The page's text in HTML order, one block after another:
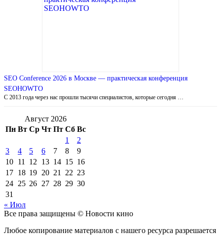
SEO Conference 2026 в Москве — практическая конференция
SEOHOWTO
С 2013 года через нас прошли тысячи специалистов, которые сегодня …
Август 2026
Пн Вт Ср Чт Пт Сб Вс
1
2
3
4 5 6 7 8
9
10 11 12 13 14 15 16
17 18 19 20 21 22 23
24 25 26 27 28 29 30
31
« Июл
Все права защищены © Новости кино
Любое копирование материалов с нашего ресурса разрешается